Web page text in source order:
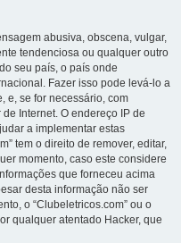
abusiva, obscena, vulgar,
tendenciosa ou qualquer outro
seu país, o país onde
Fazer isso pode levá-lo a
e, se for necessário, com
Internet. O endereço IP de
a implementar estas
tem o direito de remover, editar,
momento, caso este considere
que forneceu acima
desta informação não ser
o “Clubeletricos.com” ou o
qualquer atentado Hacker, que